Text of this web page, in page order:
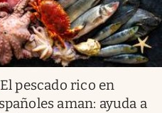
El pescado rico en
aman: ayuda a